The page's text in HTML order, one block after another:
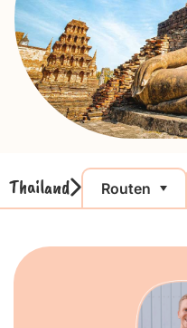
Thailand Routen